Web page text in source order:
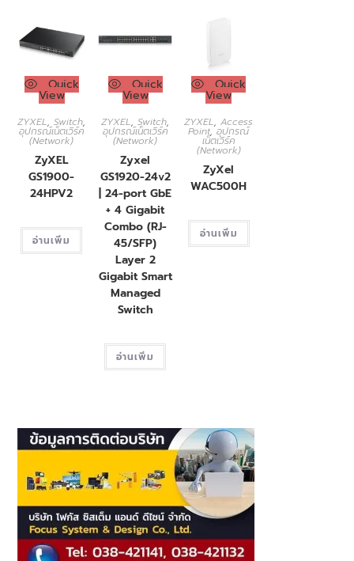
Quick
View
ZYXEL,Switch,
อุปกรณ์เน็ตเวิร์ค
(Network)
ZyXEL
GS1900-
24HPV2
อ่านเพิ่ม
Quick
View
ZYXEL,Switch,
อุปกรณ์เน็ตเวิร์ค
(Network)
Zyxel
GS1920-24v2
| 24-port GbE
+ 4 Gigabit
Combo (RJ-
45/SFP)
Layer 2
Gigabit Smart
Managed
Switch
อ่านเพิ่ม
Quick
View
ZYXEL,Access
Point,อุปกรณ์
เน็ตเวิร์ค
(Network)
ZyXel
WAC500H
อ่านเพิ่ม